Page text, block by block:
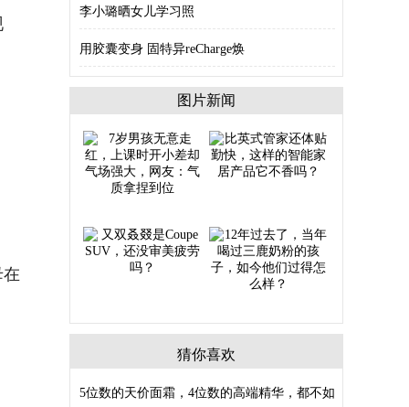
李小璐晒女儿学习照
用胶囊变身 固特异reCharge焕
图片新闻
猜你喜欢
5位数的天价面霜，4位数的高端精华，都不如